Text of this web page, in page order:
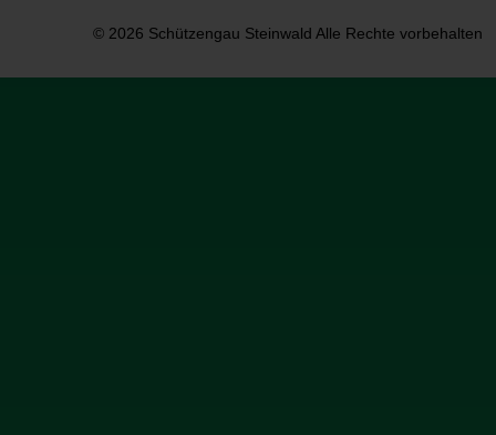
© 2026 Schützengau Steinwald Alle Rechte vorbehalten